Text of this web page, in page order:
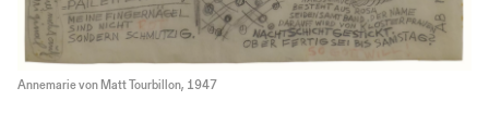
Annemarie von Matt Tourbillon, 1947